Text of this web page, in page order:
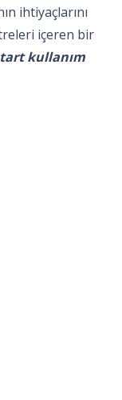
ihtiyaçlarını
içeren bir
kullanım